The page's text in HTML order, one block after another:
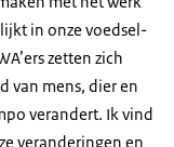
in onze voedsel-
zetten zich
van mens, dier en
verandert. Ik vind
veranderingen en